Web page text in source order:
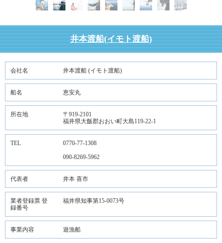
井本渡船(イモト渡船)
会社名 井本渡船 (イモト渡船)
船名 恵安丸
所在地
〒919-2101
福井県大飯郡おおい町大島119-22-1
TEL
0770-77-1308
090-8269-5962
代表者 井本 喜市
業者登録票 登
録番号
福井県知事第15-0073号
事業内容 遊漁船